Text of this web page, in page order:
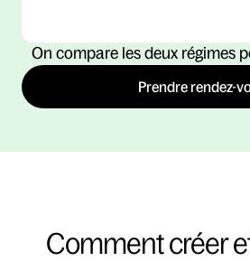
On compare les deux régimes
Prendre rendez-
Comment créer